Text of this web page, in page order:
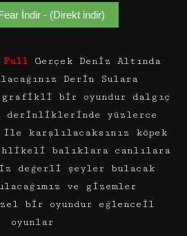
İndir - (Direkt indir)
Full
Gerçek Deniz Altında
Derin Sulara
grafikli bir oyundur dalgıç
derinliklerinde yüzlerce
karşlılacaksınız köpek
balıklara canlılara
değerli şeyler bulacak
ve gizemler
bir oyundur eğlenceil
oyunlar